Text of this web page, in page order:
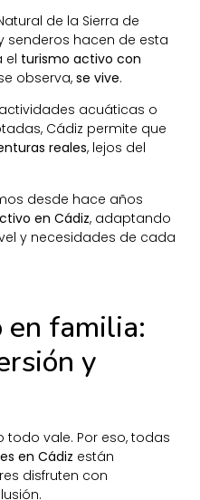
de la Sierra de
senderos hacen de esta
el turismo activo con
observa,se vive.
acuáticas o
Cádiz permite que
reales, lejos del
desde hace años
en Cádiz, adaptando
y necesidades de cada
en familia:
y
todo vale. Por eso, todas
en Cádiz están
disfruten con